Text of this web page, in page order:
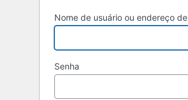
Nome de usuário ou endereço
Senha